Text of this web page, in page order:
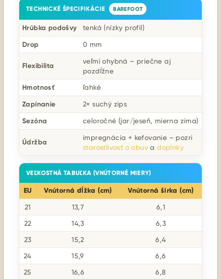
TECHNICKÉ ŠPECIFIKÁCIE BAREFOOT
Hrúbka podošvy tenká (nízky profil)
Drop 0 mm
Flexibilita
veľmi ohybná – priečne aj
pozdĺžne
Hmotnosť ľahké
Zapínanie 2× suchý zips
Sezóna celoročné (jar/jeseň, mierna zima)
Údržba
impregnácia + kefovanie – pozri
starostlivosť o obuv adoplnky
VEĽKOSTNÁ TABUĽKA (VNÚTORNÉ MIERY)
EU Vnútorná dĺžka (cm) Vnútorná šírka (cm)
21 13,7 6,1
22 14,3 6,3
23 15,2 6,4
24 15,9 6,6
25 16,6 6,8